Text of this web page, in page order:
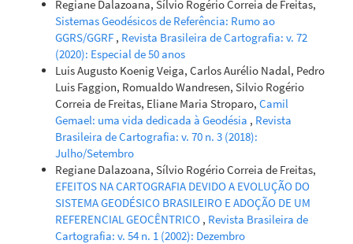
Regiane Dalazoana, Sílvio Rogério Correia de Freitas,
Sistemas Geodésicos de Referência: Rumo ao
GGRS/GGRF , Revista Brasileira de Cartografia: v. 72
(2020): Especial de 50 anos
Luis Augusto Koenig Veiga, Carlos Aurélio Nadal, Pedro
Luis Faggion, Romualdo Wandresen, Silvio Rogério
Correia de Freitas, Eliane Maria Stroparo, Camil
Gemael: uma vida dedicada à Geodésia , Revista
Brasileira de Cartografia: v. 70 n. 3 (2018):
Julho/Setembro
Regiane Dalazoana, Sílvio Rogério Correia de Freitas,
EFEITOS NA CARTOGRAFIA DEVIDO A EVOLUÇÃO DO
SISTEMA GEODÉSICO BRASILEIRO E ADOÇÃO DE UM
REFERENCIAL GEOCÊNTRICO , Revista Brasileira de
Cartografia: v. 54 n. 1 (2002): Dezembro